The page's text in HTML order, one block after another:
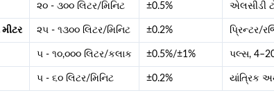
૨૦ - ૩૦૦ લિટર/મિનિટ ±0.5% એલસીડી
૨૫ - ૧૩૦૦ લિટર/મિનિટ ±0.2% પ્રિન્ટર/
૫ - ૧૦,૦૦૦ લિટર/કલાક ±0.5%/±1% પલ્સ,
૫ - ૬૦ લિટર/મિનિટ ±0.2% યાંત્રિક